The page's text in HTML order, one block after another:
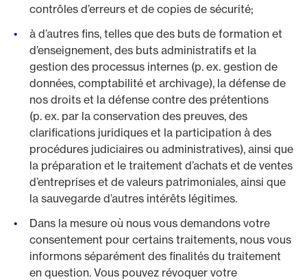
contrôles d’erreurs et de copies de sécurité;
à d’autres fins, telles que des buts de formation et
d’enseignement, des buts administratifs et la
gestion des processus internes (p. ex. gestion de
données, comptabilité et archivage), la défense de
nos droits et la défense contre des prétentions
(p. ex. par la conservation des preuves, des
clarifications juridiques et la participation à des
procédures judiciaires ou administratives), ainsi que
la préparation et le traitement d’achats et de ventes
d’entreprises et de valeurs patrimoniales, ainsi que
la sauvegarde d’autres intérêts légitimes.
Dans la mesure où nous vous demandons votre
consentement pour certains traitements, nous vous
informons séparément des finalités du traitement
en question. Vous pouvez révoquer votre